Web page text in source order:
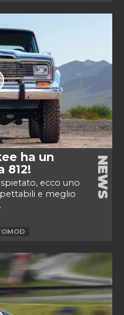
ha un
812!
ecco uno
e meglio
NEWS